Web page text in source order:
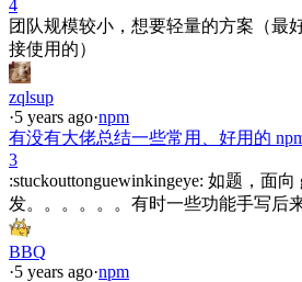
4
团队规模较小，想要轻量的方案（最
接使用的）
zqlsup
·5 years ago·npm
有没有大佬总结一些常用、好用的
3
:stuckouttonguewinkingeye: 如题，面向
发。。。。。。有时一些功能手写后
BBQ
·5 years ago·npm